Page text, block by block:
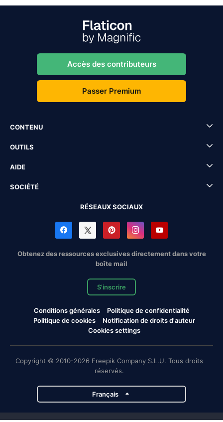
Accès des contributeurs
Passer Premium
CONTENU
OUTILS
AIDE
SOCIÉTÉ
RÉSEAUX SOCIAUX
Obtenez des ressources exclusives directement dans votre
boîte mail
S'inscrire
Conditions générales
Politique de confidentialité
Politique de cookies
Notification de droits d'auteur
Cookies settings
Copyright © 2010-2026 Freepik Company S.L.U. Tous droits
réservés.
Français